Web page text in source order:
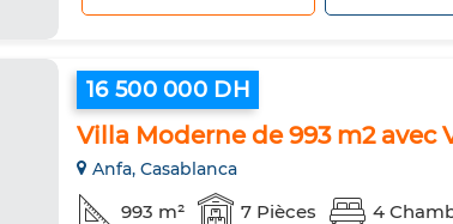
16 500 000 DH
Villa Moderne de 993 m2 avec
Anfa, Casablanca
993 m² 7 Pièces 4